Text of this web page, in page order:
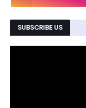
SUBSCRIBE US